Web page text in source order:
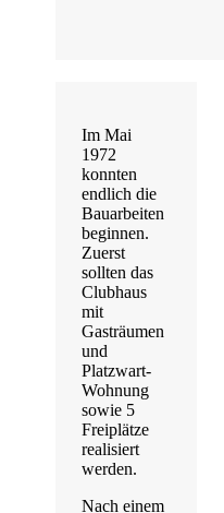
Im Mai
1972
konnten
endlich die
Bauarbeiten
beginnen.
Zuerst
sollten das
Clubhaus
mit
Gasträumen
und
Platzwart-
Wohnung
sowie 5
Freiplätze
realisiert
werden.
Nach einem